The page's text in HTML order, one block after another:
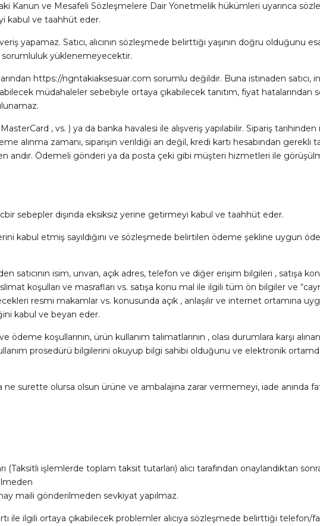
Kanun ve Mesafeli Sözleşmelere Dair Yönetmelik hükümleri uyarınca
kabul ve taahhüt eder.
yapamaz. Satıcı, alıcının sözleşmede belirttiği yaşının doğru olduğunu
sorumluluk yüklenemeyecektir.
https://ngntakiaksesuar.com sorumlu değildir. Buna istinaden
müdahaleler sebebiyle ortaya çıkabilecek tanıtım, fiyat
, vs. ) ya da banka havalesi ile alışveriş yapılabilir. Sipariş
alınma zamanı, siparişin verildiği an değil, kredi kartı hesabından gerekli
andır. Ödemeli gönderi ya da posta çeki gibi müşteri hizmetleri ile
sebepler dışında eksiksiz yerine getirmeyi kabul ve taahhüt eder.
kabul etmiş sayıldığını ve sözleşmede belirtilen ödeme şekline uygun
satıcının isim, unvan, açık adres, telefon ve diğer erişim bilgileri , satışa
koşulları ve masrafları vs. satışa konu mal ile ilgili tüm ön bilgiler ve
resmi makamlar vs. konusunda açık , anlaşılır ve internet ortamına
kabul ve beyan eder.
ödeme koşullarının, ürün kullanım talimatlarının , olası durumlara karşı
prosedürü bilgilerini okuyup bilgi sahibi olduğunu ve elektronik
surette olursa olsun ürüne ve ambalajına zarar vermemeyi, iade anında
işlemlerde toplam taksit tutarları) alıcı tarafından onaylandıktan
maili gönderilmeden sevkiyat yapılmaz.
ile ilgili ortaya çıkabilecek problemler alıcıya sözleşmede belirttiği telefon/